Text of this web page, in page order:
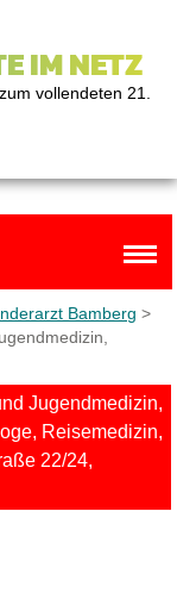
IM NETZ
vollendeten 21.
Bamberg >
Jugendmedizin,
Reisemedizin,
22/24,